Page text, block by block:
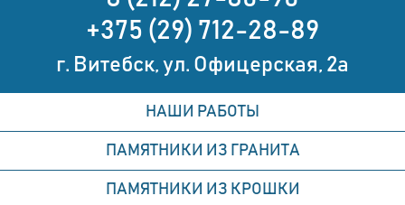
+375 (29) 712-28-89
г. Витебск, ул. Офицерская, 2а
НАШИ РАБОТЫ
ПАМЯТНИКИ ИЗ ГРАНИТА
ПАМЯТНИКИ ИЗ КРОШКИ